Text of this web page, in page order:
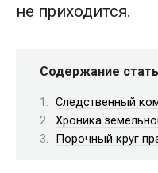
не приходится.
Содержание
Следственный
Хроника
Порочный круг